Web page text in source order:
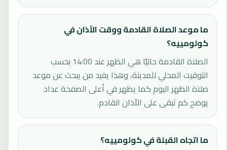
ما موعد الصلاة القادمة ووقت الأذان في
كولومييه؟
الصلاة القادمة حاليًا هي الظهر عند 14:00 بحسب
التوقيت المحلي للمدينة، وهذا يفيد من يبحث عن موعد
صلاة الظهر اليوم كما يظهر في أعلى الصفحة عداد
يوضح كم تبقى على الأذان القادم.
ما اتجاه القبلة في كولومييه؟